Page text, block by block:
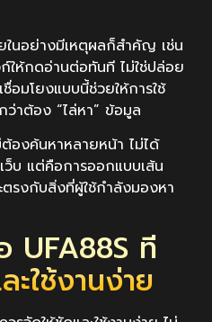
นอย่างมีเหตุผลก็สำคัญ เช่น
ให้กดอ่านต่อทันที ไม่ใช่ปล่อย
อมโยงแบบนี้ช่วยให้การใช้
ว่าต้อง “ไล่หา” ข้อมูล
องค้นหาหลายหน้า ไม่ได้
บ แต่คือการออกแบบเส้น
ตรงกับสิ่งที่ผู้ใช้กำลังมองหา
UFA88S ที่
ใช้งานง่าย